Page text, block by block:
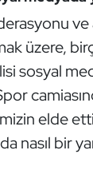
üzere,
sosyal
elde
nasıl bir